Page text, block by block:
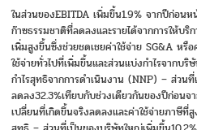
ในส่วนของEBITDA เพิ่มขึ้น1.9% จากปีก่อ
ก๊าซธรรมชาติที่ลดลงและรายได้จากการให้บ
เพิ่มสูงขึ้นซึ่งช่วยชดเชยค่าใช้จ่าย SG&A หรื
ใช้จ่ายทั่วไปที่เพิ่มขึ้นและส่วนแบ่งกำไรจากบ
กำไรสุทธิจากการดำเนินงาน (NNP) – ส่ว
ลดลง32.3%เทียบกับช่วงเดียวกันของปีก่อนจ
เปลี่ยนที่เกิดขึ้นจริงลดลงและค่าใช้จ่ายภาษีที่